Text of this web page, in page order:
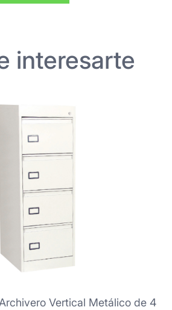
interesarte
Vertical Metálico de 4